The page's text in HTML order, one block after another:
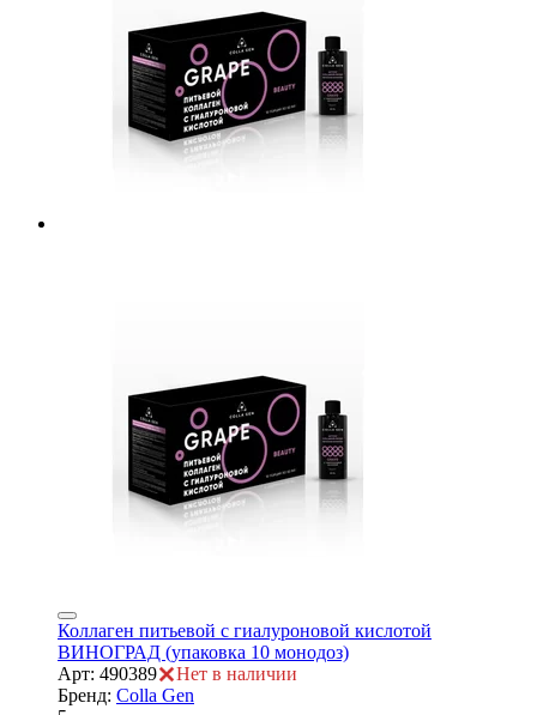
Коллаген питьевой с гиалуроновой кислотой
ВИНОГРАД (упаковка 10 монодоз)
Арт: 490389
Нет в наличии
Бренд: Colla Gen